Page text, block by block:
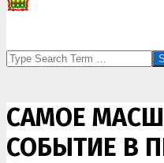
Search
САМОЕ
СОБЫТИЕ В